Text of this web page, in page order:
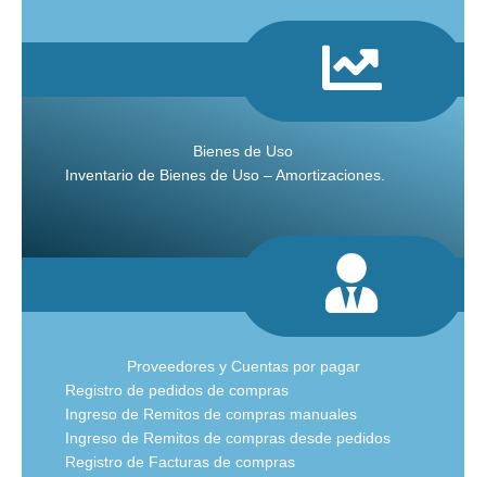
Bienes de Uso
Inventario de Bienes de Uso – Amortizaciones.
Proveedores y Cuentas por pagar
Registro de pedidos de compras
Ingreso de Remitos de compras manuales
Ingreso de Remitos de compras desde pedidos
Registro de Facturas de compras